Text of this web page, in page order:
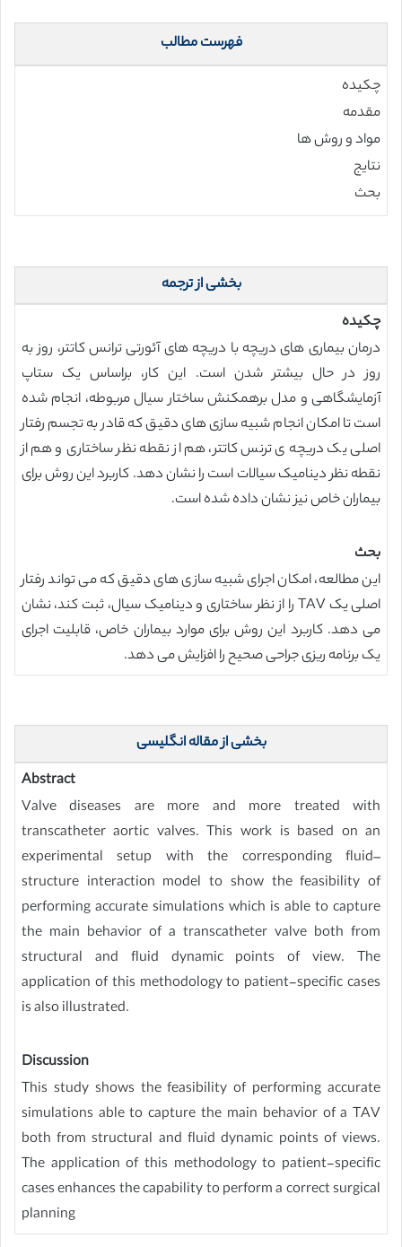
فهرست مطالب
چکیده
مقدمه
مواد و روش ها
نتایج
بحث
بخشی از ترجمه
چکیده
درمان بیماری های دریچه با دریچه های آئورتی ترانس کاتتر، روز به
روز در حال بیشتر شدن است. این کار، براساس یک ستاپ
آزمایشگاهی و مدل برهمکنش ساختار سیال مربوطه، انجام شده
است تا امکان انجام شبیه سازی های دقیق که قادر به تجسم رفتار
اصلی یک دریچه ی ترنس کاتتر، هم از نقطه نظر ساختاری و هم از
نقطه نظر دینامیک سیالات است را نشان دهد. کاربرد این روش برای
بیماران خاص نیز نشان داده شده است.
بحث
این مطالعه، امکان اجرای شبیه سازی های دقیق که می تواند رفتار
اصلی یک TAV را از نظر ساختاری و دینامیک سیال، ثبت کند، نشان
می دهد. کاربرد این روش برای موارد بیماران خاص، قابلیت اجرای
یک برنامه ریزی جراحی صحیح را افزایش می دهد.
بخشی از مقاله انگلیسی
Abstract
Valve diseases are more and more treated with
transcatheter aortic valves. This work is based on an
experimental setup with the corresponding fluid–
structure interaction model to show the feasibility of
performing accurate simulations which is able to capture
the main behavior of a transcatheter valve both from
structural and fluid dynamic points of view. The
application of this methodology to patient-specific cases
is also illustrated.
Discussion
This study shows the feasibility of performing accurate
simulations able to capture the main behavior of a TAV
both from structural and fluid dynamic points of views.
The application of this methodology to patient-specific
cases enhances the capability to perform a correct surgical
planning